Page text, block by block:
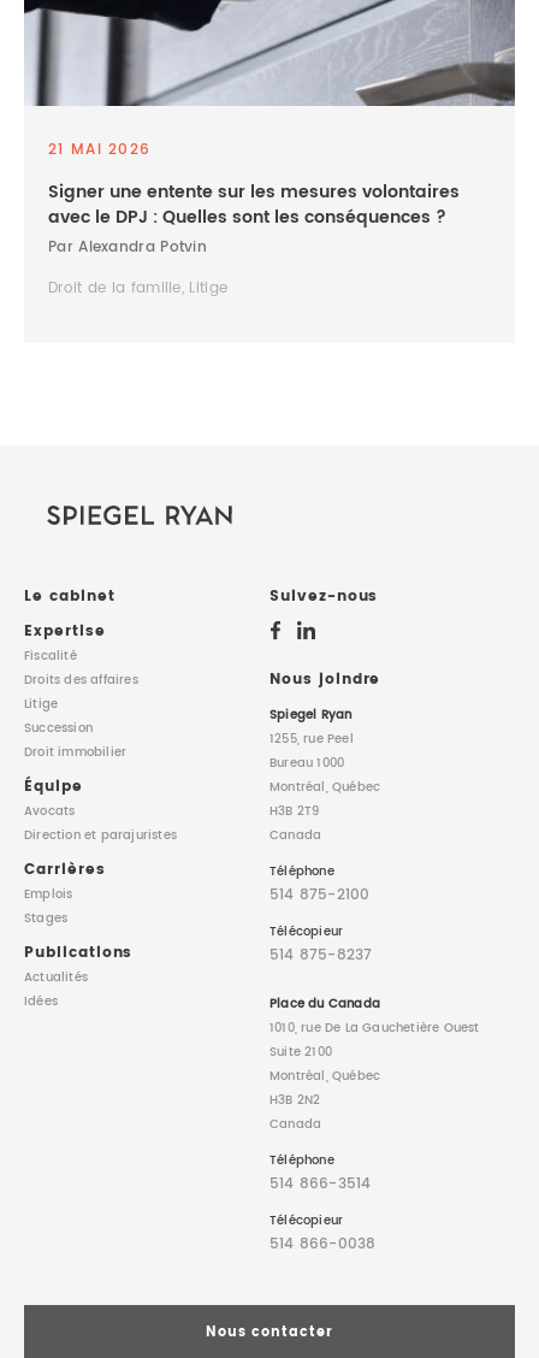
21 MAI 2026
Signer une entente sur les mesures volontaires
avec le DPJ : Quelles sont les conséquences ?
Par Alexandra Potvin
Droit de la famille, Litige
Le cabinet
Expertise
Fiscalité
Droits des affaires
Litige
Succession
Droit immobilier
Équipe
Avocats
Directionet parajuristes
Carrières
Emplois
Stages
Publications
Actualités
Idées
Suivez-nous
Nous joindre
Spiegel Ryan
1255, rue Peel
Bureau 1000
Montréal, Québec
H3B 2T9
Canada
Téléphone
514 875-2100
Télécopieur
514 875-8237
Place du Canada
1010, rue De La Gauchetière Ouest
Suite 2100
Montréal, Québec
H3B 2N2
Canada
Téléphone
514 866-3514
Télécopieur
514 866-0038
Nous contacter